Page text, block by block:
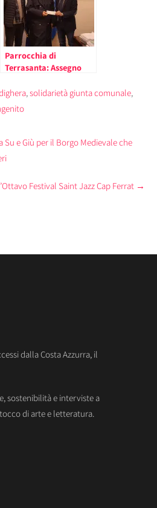
Parrocchia di
Terrasanta: Assegno
Bordighera
,solidarietà giunta comunale,
Su e Giù per il Borgo Medievale che
Festival Saint Jazz Cap Ferrat →
dalla Costa Azzurra, il
sostenibilità e interviste a
di arte e letteratura.